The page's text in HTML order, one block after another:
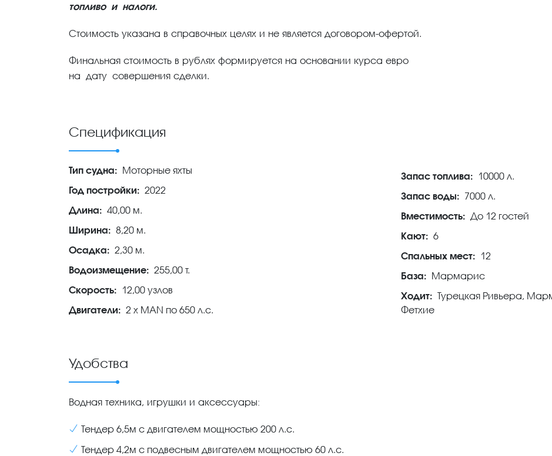
топливо и налоги.
Стоимость указана в справочных целях и не является договором-офертой.
Финальная стоимость в рублях формируется на основании курса евро
на дату совершения сделки.
Спецификация
Тип судна: Моторные яхты
Год постройки: 2022
Длина: 40,00 м.
Ширина: 8,20 м.
Осадка: 2,30 м.
Водоизмещение: 255,00 т.
Скорость: 12,00 узлов
Двигатели: 2 х MAN по 650 л.с.
Запас топлива: 10000 л.
Запас воды: 7000 л.
Вместимость: До 12 гостей
Кают: 6
Спальных мест: 12
База: Мармарис
Ходит: Турецкая Ривьера,
Фетхие
Удобства
Водная техника, игрушки и аксессуары:
Тендер 6,5м с двигателем мощностью 200 л.с.
Тендер 4,2м с подвесным двигателем мощностью 60 л.с.